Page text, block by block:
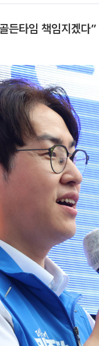
든타임 책임지겠다”